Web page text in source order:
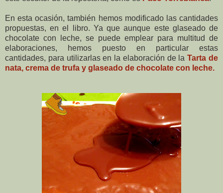
En esta ocasión, también hemos modificado las cantidades
propuestas, en el libro. Ya que aunque este glaseado de
chocolate con leche, se puede emplear para multitud de
elaboraciones, hemos puesto en particular estas
cantidades, para utilizarlas en la elaboración de laTarta de
nata, crema de trufa y glaseado de chocolate con leche.